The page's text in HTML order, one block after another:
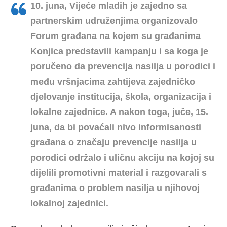
10. juna, Vijeće mladih je zajedno sa
partnerskim udruženjima organizovalo
Forum građana na kojem su građanima
Konjica predstavili kampanju i sa koga je
poručeno da prevencija nasilja u porodici i
među vršnjacima zahtijeva zajedničko
djelovanje institucija, škola, organizacija i
lokalne zajednice. A nakon toga, juče, 15.
juna, da bi povaćali nivo informisanosti
građana o značaju prevencije nasilja u
porodici održalo i uličnu akciju na kojoj su
dijelili promotivni material i razgovarali s
građanima o problem nasilja u njihovoj
lokalnoj zajednici.